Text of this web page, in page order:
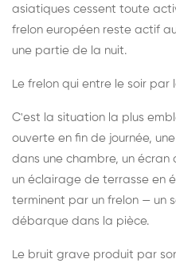
asiatiques cessent toute
frelon européen reste actif
une partie de la nuit.
Le frelon qui entre le soir par
C'est la situation la plus
ouverte en fin de journée,
dans une chambre, un
un éclairage de terrasse en
terminent par un frelon — un
débarque dans la pièce.
Le bruit grave produit par